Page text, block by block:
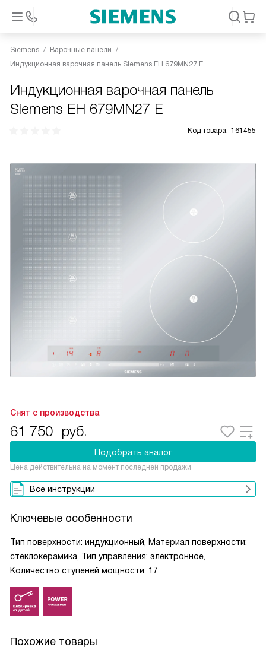
Siemens
Варочные панели
Индукционная варочная панель Siemens EH 679MN27 E
Индукционная варочная панель
Siemens EH 679MN27 E
Код товара: 161455
Снят с производства
61 750 руб.
Подобрать аналог
Цена действительна на момент последней продажи
Все инструкции
Ключевые особенности
Тип поверхности: индукционный, Материал поверхности:
стеклокерамика, Тип управления: электронное,
Количество ступеней мощности: 17
Похожие товары